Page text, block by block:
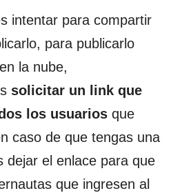
intentar para compartir
para publicarlo
la nube,
solicitar un link que
los usuarios que
caso de que tengas una
dejar el enlace para que
que ingresen al